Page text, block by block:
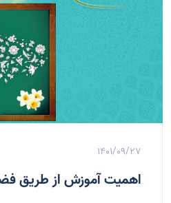
1401/09/27
اهمیت آموزش از طریق